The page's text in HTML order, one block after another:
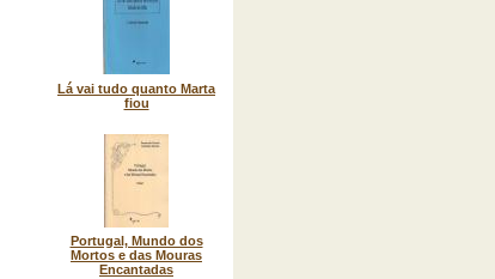
Lá vai tudo quanto Marta
fiou
Portugal, Mundo dos
Mortos e das Mouras
Encantadas